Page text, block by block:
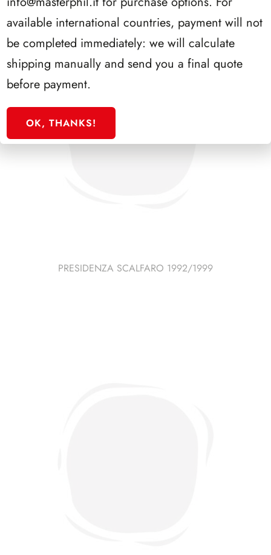
PRESIDENZA SCALFARO 1992/1999
available international countries, payment will not
be completed immediately: we will calculate
shipping manually and send you a final quote
before payment.
OK, THANKS!